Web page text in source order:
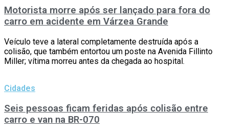
Motorista morre após ser lançado para fora do
carro em acidente em Várzea Grande
Veículo teve a lateral completamente destruída após a
colisão, que também entortou um poste na Avenida Fillinto
Miller; vítima morreu antes da chegada ao hospital.
Cidades
Seis pessoas ficam feridas após colisão entre
carro e van na BR-070